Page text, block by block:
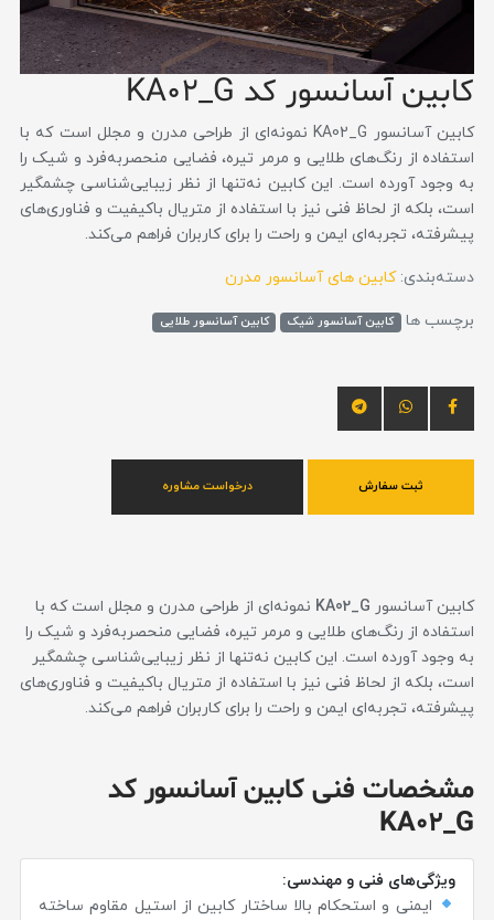
کابین آسانسور کد KA02_G
کابین آسانسور KA02_G نمونه‌ای از طراحی مدرن و مجلل است که با
استفاده از رنگ‌های طلایی و مرمر تیره، فضایی منحصر‌به‌فرد و شیک را
به وجود آورده است. این کابین نه‌تنها از نظر زیبایی‌شناسی چشمگیر
است، بلکه از لحاظ فنی نیز با استفاده از متریال باکیفیت و فناوری‌های
پیشرفته، تجربه‌ای ایمن و راحت را برای کاربران فراهم می‌کند.
دسته‌بندی:کابین های آسانسور مدرن
برچسب ها کابین آسانسور شیک کابین آسانسور طلایی
ثبت سفارش درخواست مشاوره
کابین آسانسور KA02_G نمونه‌ای از طراحی مدرن و مجلل است که با
استفاده از رنگ‌های طلایی و مرمر تیره، فضایی منحصر‌به‌فرد و شیک را
به وجود آورده است. این کابین نه‌تنها از نظر زیبایی‌شناسی چشمگیر
است، بلکه از لحاظ فنی نیز با استفاده از متریال باکیفیت و فناوری‌های
پیشرفته، تجربه‌ای ایمن و راحت را برای کاربران فراهم می‌کند.
مشخصات فنی کابین آسانسور کد
KA02_G
ویژگی‌های فنی و مهندسی:
ایمنی و استحکام بالا ساختار کابین از استیل مقاوم ساخته